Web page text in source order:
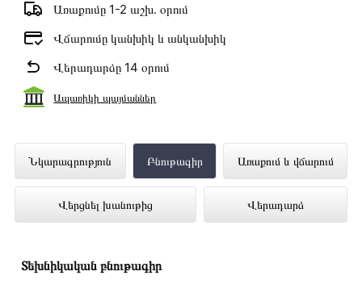
Առաքումը 1-2 աշխ․ օրում
Վճարումը կանխիկ և անկանխիկ
Վերադարձը 14 օրում
Ապառիկի պայմաններ
Նկարագրություն Բնութագիր Առաքում և վճարում
Վերցնել խանութից Վերադարձ
Սպասք լվացող մեքենա BEKO
BDFN26520XQ ներկայացված է
Technomix առցանց խանութում լավագույն
Տեխնիկական բնութագիր